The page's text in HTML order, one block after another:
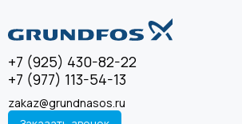
+7 (925) 430-82-22
+7 (977) 113-54-13
zakaz@grundnasos.ru